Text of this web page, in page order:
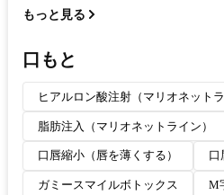
もっと見る
口もと
ヒアルロン酸注射（マリオネットラ
脂肪注入（マリオネットライン）
口唇縮小（唇を薄くする） 口
ガミースマイルボトックス M